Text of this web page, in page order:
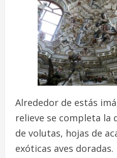
Alrededor de estás
relieve se completa la
de volutas, hojas de
exóticas aves doradas.